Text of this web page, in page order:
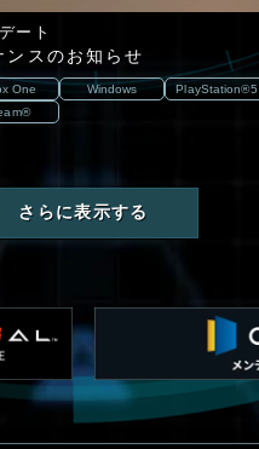
ート
ンスのお知らせ
One Windows
PlayStation®5
さらに表示する